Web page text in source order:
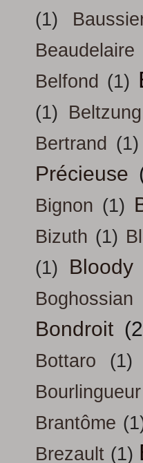
(1)
Beaudelaire
Belfond (1)
(1) Beltzung
Bertrand (1)
Précieuse
Bignon (1)
Bizuth (1)
(1)
Bloody
Boghossian
Bondroit
Bottaro
(1)
Bourlingueur
Brantôme
Brezault (1)